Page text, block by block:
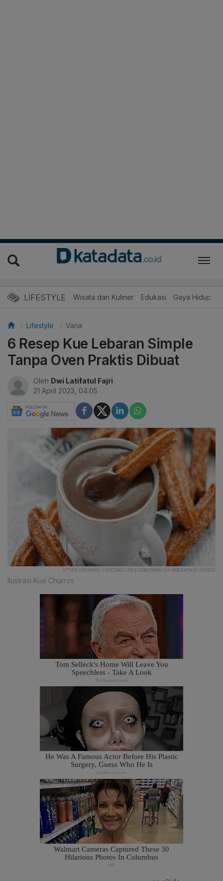
LIFESTYLE Wisata dan Kuliner Edukasi Gaya Hidup
Lifestyle Varia
6 Resep Kue Lebaran Simple
Tanpa Oven Praktis Dibuat
Oleh Dwi Latifatul Fajri
21 April 2023, 04:05
HTTPS://INSANELYGOODRECIPES.COM/SPANISH-BREAKFAST-FOODS/
Ilustrasi Kue Churros